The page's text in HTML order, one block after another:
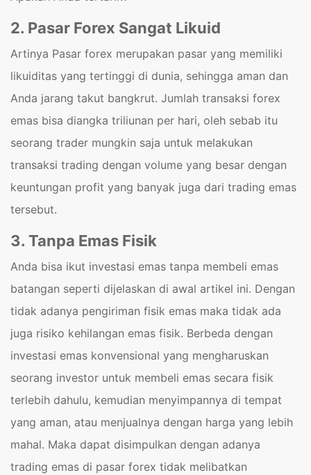
2. Pasar Forex Sangat Likuid
Artinya Pasar forex merupakan pasar yang memiliki
likuiditas yang tertinggi di dunia, sehingga aman dan
Anda jarang takut bangkrut. Jumlah transaksi forex
emas bisa diangka triliunan per hari, oleh sebab itu
seorang trader mungkin saja untuk melakukan
transaksi trading dengan volume yang besar dengan
keuntungan profit yang banyak juga dari trading emas
tersebut.
3. Tanpa Emas Fisik
Anda bisa ikut investasi emas tanpa membeli emas
batangan seperti dijelaskan di awal artikel ini. Dengan
tidak adanya pengiriman fisik emas maka tidak ada
juga risiko kehilangan emas fisik. Berbeda dengan
investasi emas konvensional yang mengharuskan
seorang investor untuk membeli emas secara fisik
terlebih dahulu, kemudian menyimpannya di tempat
yang aman, atau menjualnya dengan harga yang lebih
mahal. Maka dapat disimpulkan dengan adanya
trading emas di pasar forex tidak melibatkan